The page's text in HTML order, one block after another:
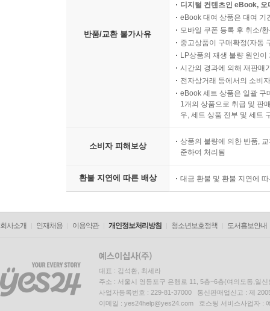
반품/교환 불가사유
디지털 컨텐츠인 eBook,
eBook 대여 상품은 대여 기
모바일 쿠폰 등록 후 취소/
중고상품이 구매확정(자동
LP상품의 재생 불량 원인
시간의 경과에 의해 재판매
전자상거래 등에서의 소비
eBook 세트 상품은 일괄 구
1개의 상품으로 취급 및 판
우, 세트 상품 전부 및 세트
소비자 피해보상
상품의 불량에 의한 반품,
준하여 처리됨
환불 지연에 따른 배상 대금 환불 및 환불 지연에
회사소개 인재채용 이용약관 개인정보처리방침 청소년보호정책 도서홍보안내
대표 : 김석환, 최세라
주소 : 서울시 영등포구 은행로 11, 5층~6층(여의도동,일신
사업자등록번호 : 229-81-37000 통신판매업신고 : 제
이메일 : yes24help@yes24.com 호스팅 서비스사업자 :